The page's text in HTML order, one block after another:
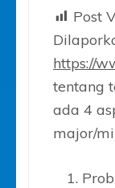
Post
https://
tentang
ada 4
major/